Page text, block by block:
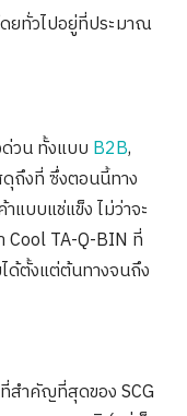
ดยทั่วไปอยู่ที่ประมาณ
วน ทั้งแบบ B2B,
ถึงที่ ซึ่งตอนนี้ทาง
แบบแช่แข็ง ไม่ว่าจะ
Cool TA-Q-BIN ที่
ตั้งแต่ต้นทางจนถึง
สำคัญที่สุดของ SCG